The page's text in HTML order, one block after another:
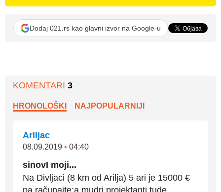
Dodaj 021.rs kao glavni izvor na Google-u
KOMENTARI 3
HRONOLOŠKI NAJPOPULARNIJI
Ariljac
08.09.2019 • 04:40
sinovI moji...
Na Divljaci (8 km od Arilja) 5 ari je 15000 €